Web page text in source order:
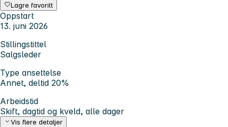
Lagre favoritt
Oppstart
13. juni 2026
Stillingstittel
Salgsleder
Type ansettelse
Annet, deltid 20%
Arbeidstid
Skift, dagtid og kveld, alle dager
Vis flere detaljer